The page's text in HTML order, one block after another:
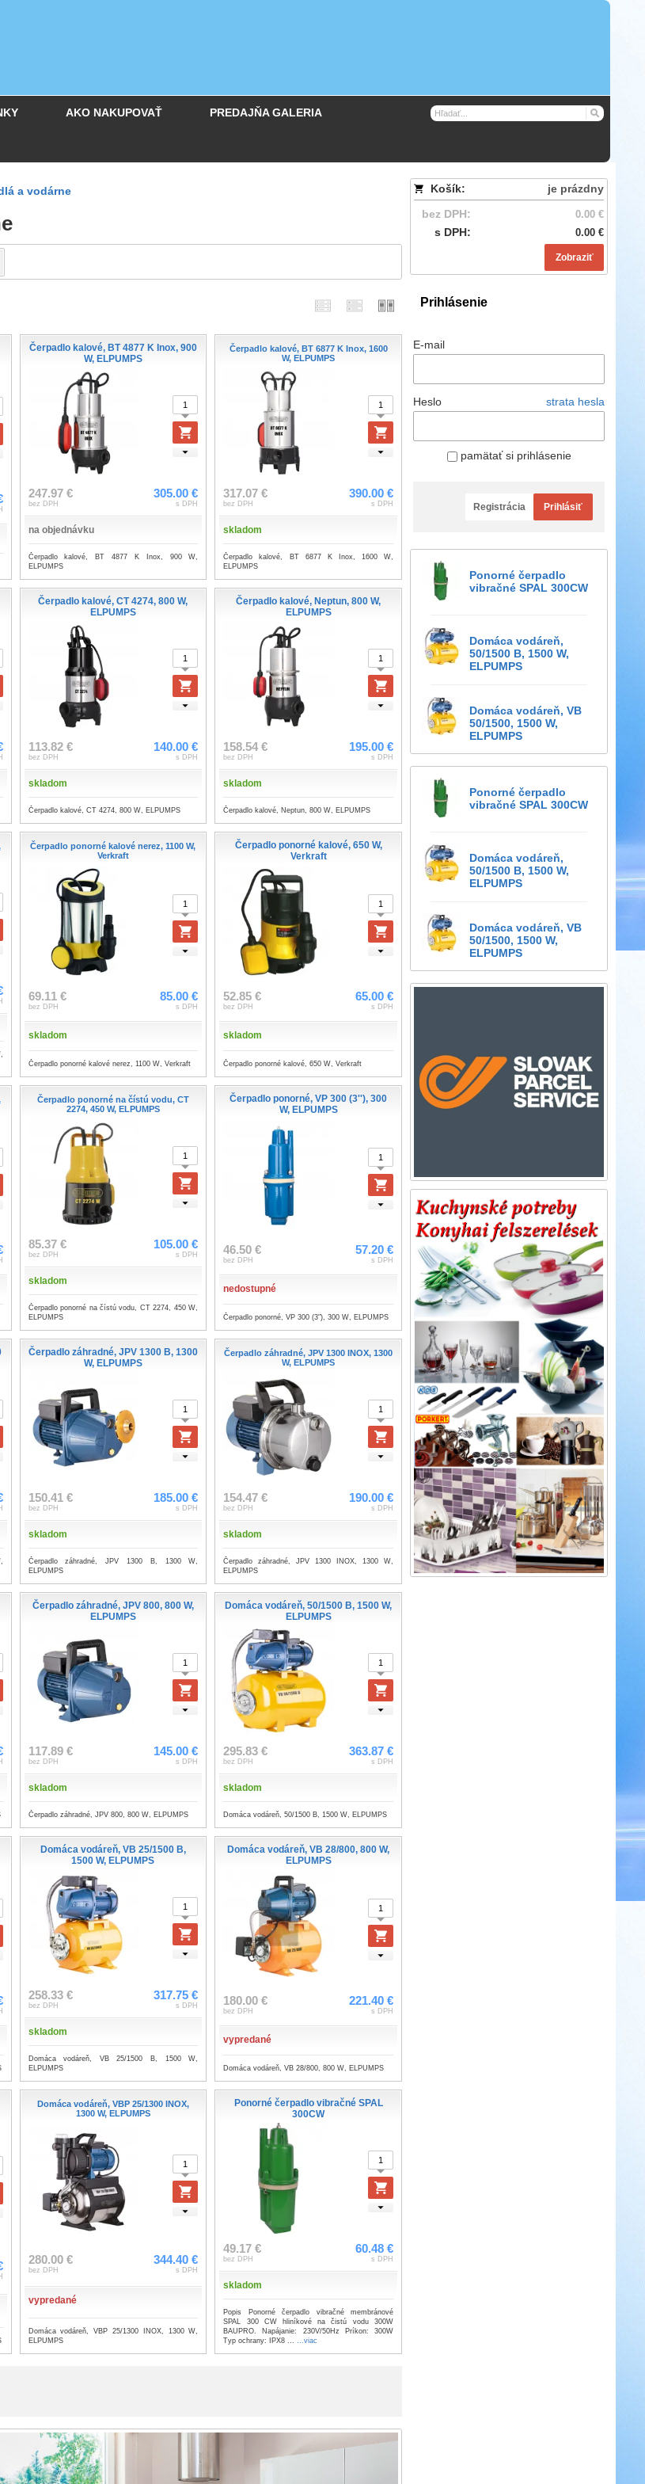
AKO NAKUPOVAŤ PREDAJŇA GALERIA
Košík:
je prázdny
bez DPH:
0.00 €
s DPH: 0.00 €
Zobraziť
Prihlásenie
E-mail
Heslo strata hesla
pamätať si prihlásenie
Registrácia Prihlásiť
Ponorné čerpadlo
vibračné SPAL 300CW
Domáca vodáreň,
50/1500 B, 1500 W,
ELPUMPS
Domáca vodáreň, VB
50/1500, 1500 W,
ELPUMPS
Ponorné čerpadlo
vibračné SPAL 300CW
Domáca vodáreň,
50/1500 B, 1500 W,
ELPUMPS
Domáca vodáreň, VB
50/1500, 1500 W,
ELPUMPS
a vodárne
Čerpadlo kalové, BT 4877 K Inox, 900
W, ELPUMPS
247.97 €
bez DPH
305.00 €
s DPH
na objednávku
Čerpadlo kalové, BT 4877 K Inox, 900 W,
ELPUMPS
Čerpadlo kalové, BT 6877 K Inox, 1600
W, ELPUMPS
317.07 €
bez DPH
390.00 €
s DPH
skladom
Čerpadlo kalové, BT 6877 K Inox, 1600 W,
ELPUMPS
Čerpadlo kalové, CT 4274, 800 W,
ELPUMPS
113.82 €
bez DPH
140.00 €
s DPH
skladom
Čerpadlo kalové, CT 4274, 800 W, ELPUMPS
Čerpadlo kalové, Neptun, 800 W,
ELPUMPS
158.54 €
bez DPH
195.00 €
s DPH
skladom
Čerpadlo kalové, Neptun, 800 W, ELPUMPS
Čerpadlo ponorné kalové nerez, 1100 W,
Verkraft
69.11 €
bez DPH
85.00 €
s DPH
skladom
Čerpadlo ponorné kalové nerez, 1100 W, Verkraft
Čerpadlo ponorné kalové, 650 W,
Verkraft
52.85 €
bez DPH
65.00 €
s DPH
skladom
Čerpadlo ponorné kalové, 650 W, Verkraft
Čerpadlo ponorné na čístú vodu, CT
2274, 450 W, ELPUMPS
85.37 €
bez DPH
105.00 €
s DPH
skladom
Čerpadlo ponorné na čístú vodu, CT 2274, 450 W,
ELPUMPS
Čerpadlo ponorné, VP 300 (3''), 300
W, ELPUMPS
46.50 €
bez DPH
57.20 €
s DPH
nedostupné
Čerpadlo ponorné, VP 300 (3"), 300 W, ELPUMPS
Čerpadlo záhradné, JPV 1300 B, 1300
W, ELPUMPS
150.41 €
bez DPH
185.00 €
s DPH
skladom
Čerpadlo záhradné, JPV 1300 B, 1300 W,
ELPUMPS
Čerpadlo záhradné, JPV 1300 INOX, 1300
W, ELPUMPS
154.47 €
bez DPH
190.00 €
s DPH
skladom
Čerpadlo záhradné, JPV 1300 INOX, 1300 W,
ELPUMPS
Čerpadlo záhradné, JPV 800, 800 W,
ELPUMPS
117.89 €
bez DPH
145.00 €
s DPH
skladom
Čerpadlo záhradné, JPV 800, 800 W, ELPUMPS
Domáca vodáreň, 50/1500 B, 1500 W,
ELPUMPS
295.83 €
bez DPH
363.87 €
s DPH
skladom
Domáca vodáreň, 50/1500 B, 1500 W, ELPUMPS
Domáca vodáreň, VB 25/1500 B,
1500 W, ELPUMPS
258.33 €
bez DPH
317.75 €
s DPH
skladom
Domáca vodáreň, VB 25/1500 B, 1500 W,
ELPUMPS
Domáca vodáreň, VB 28/800, 800 W,
ELPUMPS
180.00 €
bez DPH
221.40 €
s DPH
vypredané
Domáca vodáreň, VB 28/800, 800 W, ELPUMPS
Domáca vodáreň, VBP 25/1300 INOX,
1300 W, ELPUMPS
280.00 €
bez DPH
344.40 €
s DPH
vypredané
Domáca vodáreň, VBP 25/1300 INOX, 1300 W,
ELPUMPS
Ponorné čerpadlo vibračné SPAL
300CW
49.17 €
bez DPH
60.48 €
s DPH
skladom
Popis Ponorné čerpadlo vibračné membránové
SPAL 300 CW hliníkové na čistú vodu 300W
BAUPRO. Napájanie: 230V/50Hz Príkon: 300W
Typ ochrany: IPX8 ......viac